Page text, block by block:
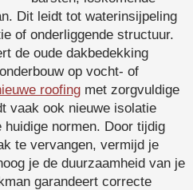
Dit leidt tot waterinsijpeling
of onderliggende structuur.
de oude dakbedekking
op vocht- of
roofing met zorgvuldige
vaak ook nieuwe isolatie
normen. Door tijdig
te vervangen, vermijd je
je de duurzaamheid van je
garandeert correcte